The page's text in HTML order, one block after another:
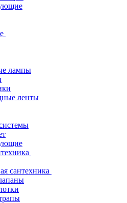
лампы
ленты
сантехника